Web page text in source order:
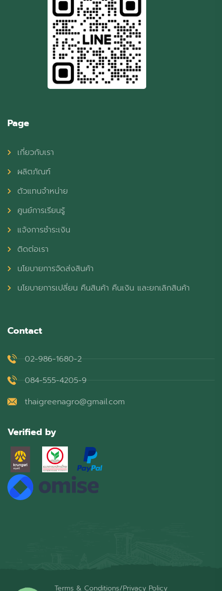
Page
เกี่ยวกับเรา
ผลิตภัณฑ์
ตัวแทนจำหน่าย
ศูนย์การเรียนรู้
แจ้งการชำระเงิน
ติดต่อเรา
นโยบายการจัดส่งสินค้า
นโยบายการเปลี่ยน คืนสินค้า คืนเงิน และยกเลิกสินค้า
Contact
02-986-1680-2
084-555-4205-9
thaigreenagro@gmail.com
Verified by
Terms & Conditions/Privacy Policy